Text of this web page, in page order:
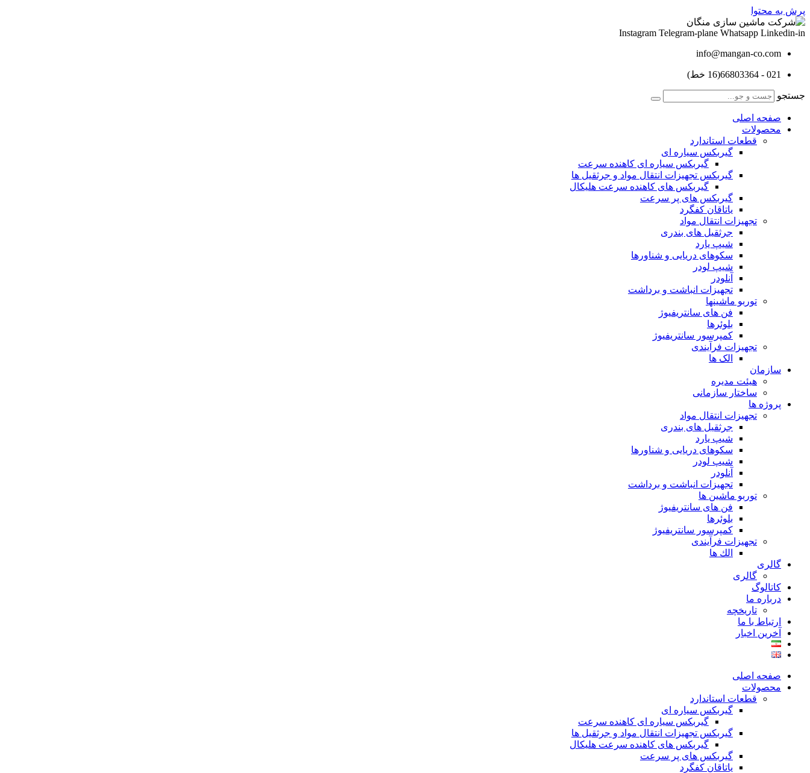
پرش به محتوا
Instagram Telegram-plane Whatsapp Linkedin-in
info@mangan-co.com
021 - 66803364(16 خط)
جستجو
صفحه اصلی
محصولات
قطعات استاندارد
گيربكس سياره ای
گيربكس سياره ای كاهنده سرعت
گيربكس تجهيزات انتقال مواد و جرثقيل ها
گيربكس های كاهنده سرعت هليكال
گيربكس های پر سرعت
ياتاقان كفگرد
تجهیزات انتقال مواد
جرثقیل های بندری
شیپ یارد
سکوهای دریایی و شناورها
شیپ لودر
آنلودر
تجهیزات انباشت و برداشت
توربو ماشینها
فن های سانتریفیوژ
بلوئرها
کمپرسور سانتریفیوژ
تجهیزات فرآیندی
الک ها
سازمان
هيئت مديره
ساختار سازمانی
پروژه ها
تجهيزات انتقال مواد
جرثقيل های بندری
شيپ يارد
سكوهای دريايی و شناورها
شيپ لودر
آنلودر
تجهيزات انباشت و برداشت
توربو ماشين ها
فن های سانتريفيوژ
بلوئرها
کمپرسور سانتریفیوژ
تجهیزات فرآیندی
الك ها
گالری
گالری
کاتالوگ
درباره ما
تاريخچه
ارتباط با ما
آخرین اخبار
صفحه اصلی
محصولات
قطعات استاندارد
گيربكس سياره ای
گيربكس سياره ای كاهنده سرعت
گيربكس تجهيزات انتقال مواد و جرثقيل ها
گيربكس های كاهنده سرعت هليكال
گيربكس های پر سرعت
ياتاقان كفگرد